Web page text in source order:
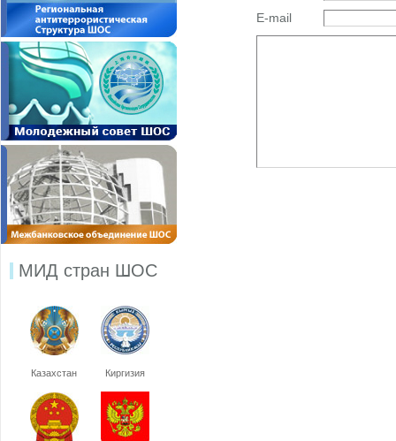
МИД стран ШОС
Казахстан Киргизия
E-mail